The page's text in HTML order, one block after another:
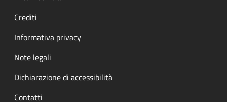
Crediti
Informativa privacy
Note legali
Dichiarazione di accessibilità
Contatti